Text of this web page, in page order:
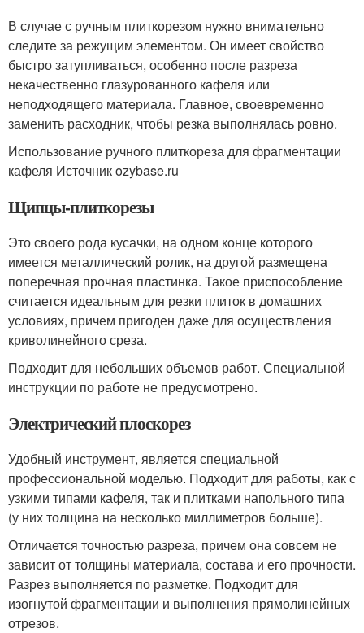
В случае с ручным плиткорезом нужно внимательно
следите за режущим элементом. Он имеет свойство
быстро затупливаться, особенно после разреза
некачественно глазурованного кафеля или
неподходящего материала. Главное, своевременно
заменить расходник, чтобы резка выполнялась ровно.
Использование ручного плиткореза для фрагментации
кафеля Источник ozybase.ru
Щипцы-плиткорезы
Это своего рода кусачки, на одном конце которого
имеется металлический ролик, на другой размещена
поперечная прочная пластинка. Такое приспособление
считается идеальным для резки плиток в домашних
условиях, причем пригоден даже для осуществления
криволинейного среза.
Подходит для небольших объемов работ. Специальной
инструкции по работе не предусмотрено.
Электрический плоскорез
Удобный инструмент, является специальной
профессиональной моделью. Подходит для работы, как с
узкими типами кафеля, так и плитками напольного типа
(у них толщина на несколько миллиметров больше).
Отличается точностью разреза, причем она совсем не
зависит от толщины материала, состава и его прочности.
Разрез выполняется по разметке. Подходит для
изогнутой фрагментации и выполнения прямолинейных
отрезов.